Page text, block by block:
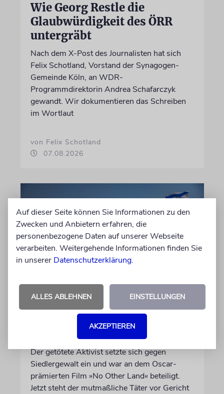
Wie Georg Restle die
Glaubwürdigkeit des ÖRR
untergräbt
Nach dem X-Post des Journalisten hat sich
Felix Schotland, Vorstand der Synagogen-
Gemeinde Köln, an WDR-
Programmdirektorin Andrea Schafarczyk
gewandt. Wir dokumentieren das Schreiben
im Wortlaut
von Felix Schotland
07.08.2026
Israelischer Siedler wegen
Tötung eines Palästinensers
angeklagt
Der getötete Aktivist setzte sich gegen
Siedlergewalt ein und war an dem Oscar-
prämierten Film »No Other Land« beteiligt.
Jetzt steht der mutmaßliche Täter vor Gericht
Auf dieser Seite können Sie Informationen zu den
Zwecken und Anbietern erfahren, die
personenbezogene Daten auf unserer Webseite
verarbeiten. Weitergehende Informationen finden Sie
in unserer Datenschutzerklärung.
ALLES ABLEHNEN EINSTELLUNGEN
AKZEPTIEREN